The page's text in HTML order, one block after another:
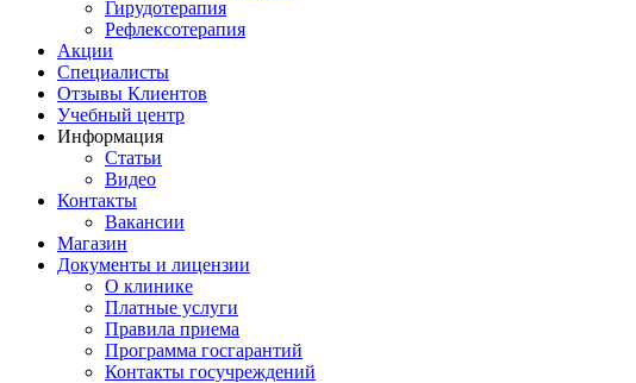
Гирудотерапия
Рефлексотерапия
Акции
Специалисты
Отзывы Клиентов
Учебный центр
Информация
Статьи
Видео
Контакты
Вакансии
Магазин
Документы и лицензии
О клинике
Платные услуги
Правила приема
Программа госгарантий
Контакты госучреждений